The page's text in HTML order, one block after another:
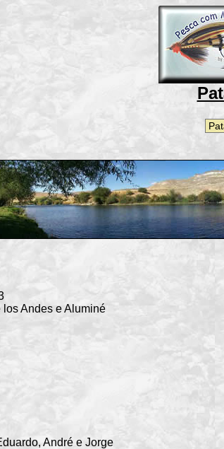
Andes e Aluminé
André e Jorge